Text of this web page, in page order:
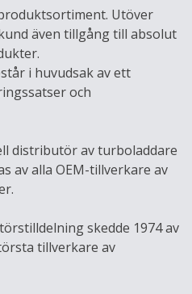
Utöver
även tillgång till absolut
i huvudsak av ett
och
distributör av turboladdare
av alla OEM-tillverkare av
skedde 1974 av
tillverkare av